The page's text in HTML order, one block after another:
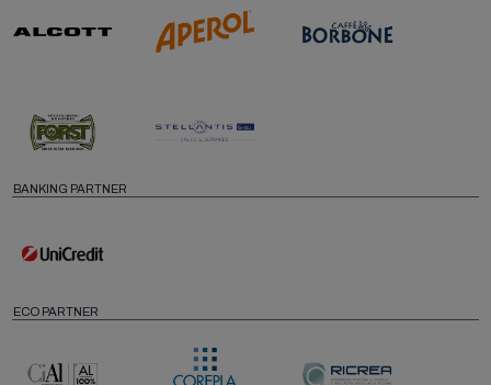
BANKING PARTNER
ECO PARTNER